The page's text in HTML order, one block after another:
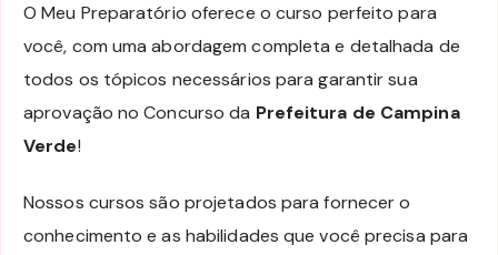
O Meu Preparatório oferece o curso perfeito para
você, com uma abordagem completa e detalhada de
todos os tópicos necessários para garantir sua
aprovação no Concurso da Prefeitura de Campina
Verde!
Nossos cursos são projetados para fornecer o
conhecimento e as habilidades que você precisa para